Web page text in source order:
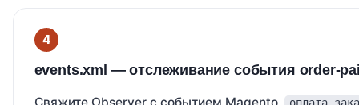
events.xml — отслеживание события order-